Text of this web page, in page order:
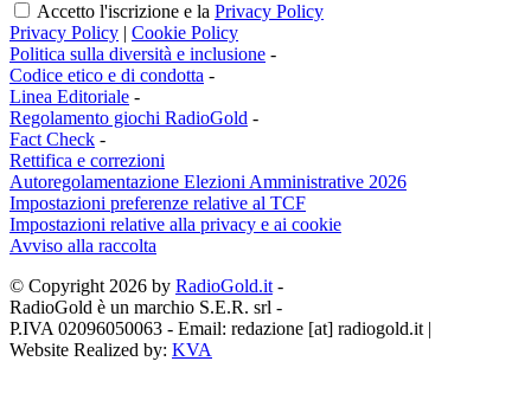
Accetto l'iscrizione e la Privacy Policy
Privacy Policy | Cookie Policy
Politica sulla diversità e inclusione -
Codice etico e di condotta -
Linea Editoriale -
Regolamento giochi RadioGold -
Fact Check -
Rettifica e correzioni
Autoregolamentazione Elezioni Amministrative 2026
Impostazioni preferenze relative al TCF
Impostazioni relative alla privacy e ai cookie
Avviso alla raccolta
© Copyright 2026 by RadioGold.it -
RadioGold è un marchio S.E.R. srl -
P.IVA 02096050063 - Email: redazione [at] radiogold.it |
Website Realized by: KVA